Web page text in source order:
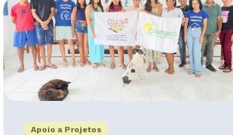
Apoio a Projetos